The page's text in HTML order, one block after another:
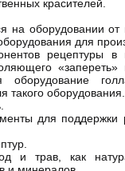
красителей.
на оборудовании
для
рецептуры в
«запереть»
оборудование
такого оборудования.
для поддержки
и трав, как